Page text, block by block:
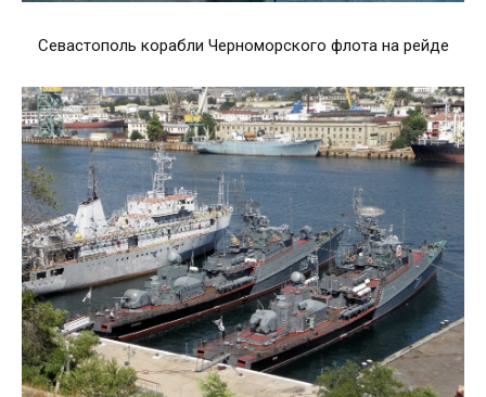
Севастополь корабли Черноморского флота на рейде